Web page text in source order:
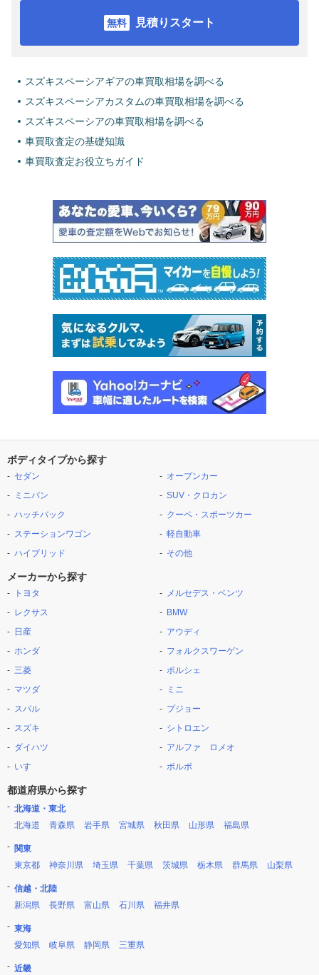
見積りスタート
スズキスペーシアギアの車買取相場を調べる
スズキスペーシアカスタムの車買取相場を調べる
スズキスペーシアの車買取相場を調べる
車買取査定の基礎知識
車買取査定お役立ちガイド
ボディタイプから探す
セダン
ミニバン
ハッチバック
ステーションワゴン
ハイブリッド
オープンカー
SUV・クロカン
クーペ・スポーツカー
軽自動車
その他
メーカーから探す
トヨタ
レクサス
日産
ホンダ
三菱
マツダ
スバル
スズキ
ダイハツ
いすゞ
メルセデス・ベンツ
BMW
アウディ
フォルクスワーゲン
ポルシェ
ミニ
プジョー
シトロエン
アルファ ロメオ
ボルボ
都道府県から探す
北海道・東北
北海道
青森県 岩手県 宮城県 秋田県 山形県 福島県
関東
東京都
神奈川県 埼玉県 千葉県 茨城県 栃木県 群馬県 山梨県
信越・北陸
新潟県
長野県 富山県 石川県 福井県
東海
愛知県
岐阜県 静岡県 三重県
近畿